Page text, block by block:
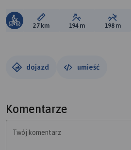
Długość trasy:
27 km Suma przewyższeń:
194 m Suma
198 m
dojazd umieść
Komentarze
Twój komentarz